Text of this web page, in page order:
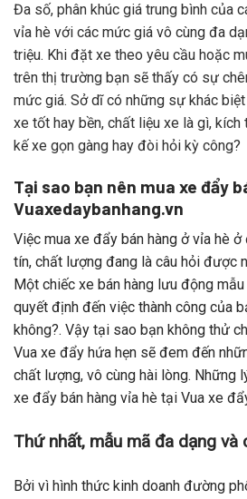
Đa số, phân khúc giá trung bình của
vỉa hè với các mức giá vô cùng đa
triệu. Khi đặt xe theo yêu cầu hoặc
trên thị trường bạn sẽ thấy có sự
mức giá. Sở dĩ có những sự khác
xe tốt hay bền, chất liệu xe là gì,
kế xe gọn gàng hay đòi hỏi kỳ công?
Tại sao bạn nên mua xe đẩy
Vuaxedaybanhang.vn
Việc mua xe đẩy bán hàng ở vỉa hè
tín, chất lượng đang là câu hỏi được
Một chiếc xe bán hàng lưu động
quyết định đến việc thành công của
không?. Vậy tại sao bạn không thử
Vua xe đẩy hứa hẹn sẽ đem đến
chất lượng, vô cùng hài lòng. Những
xe đẩy bán hàng vỉa hè tại Vua xe
Thứ nhất, mẫu mã đa dạng và
Bởi vì hình thức kinh doanh đường